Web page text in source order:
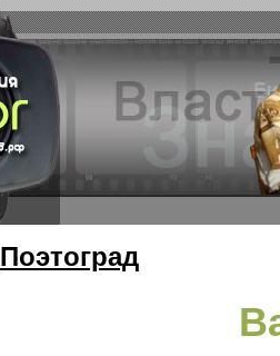
Поэтоград